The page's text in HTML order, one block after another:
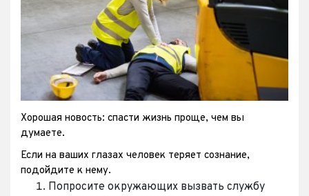
Хорошая новость: спасти жизнь проще, чем вы
думаете.
Если на ваших глазах человек теряет сознание,
подойдите к нему.
Попросите окружающих вызвать службу